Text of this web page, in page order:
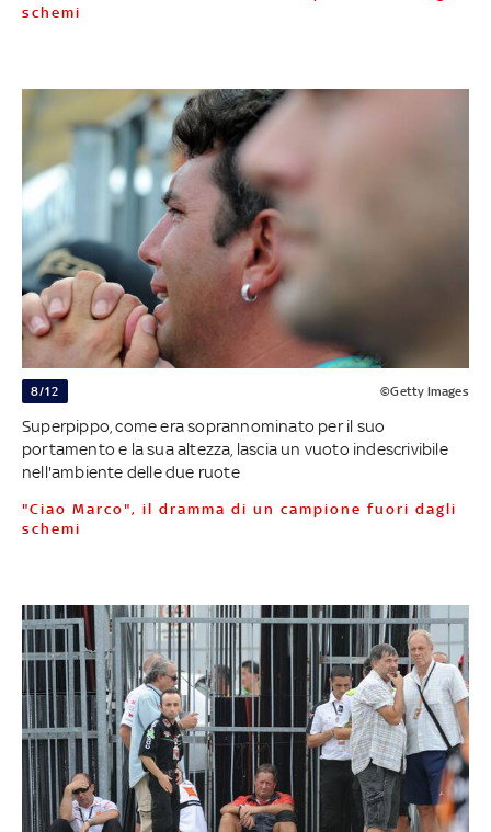
schemi
8/12 ©Getty Images
Superpippo, come era soprannominato per il suo
portamento e la sua altezza, lascia un vuoto indescrivibile
nell'ambiente delle due ruote
"Ciao Marco", il dramma di un campione fuori dagli
schemi